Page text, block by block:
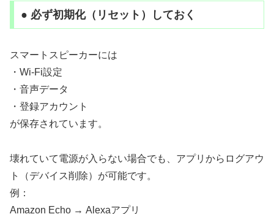
● 必ず初期化（リセット）しておく
スマートスピーカーには
・Wi-Fi設定
・音声データ
・登録アカウント
が保存されています。
壊れていて電源が入らない場合でも、アプリからログアウ
ト（デバイス削除）が可能です。
例：
Amazon Echo → Alexaアプリ